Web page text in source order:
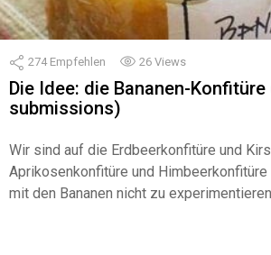
274Empfehlen 26 Views
Die Idee: die Bananen-
submissions)
Wir sind auf die Erdbeerkonfitüre und
Aprikosenkonfitüre und Himbeerkonfitüre
mit den Bananen nicht zu